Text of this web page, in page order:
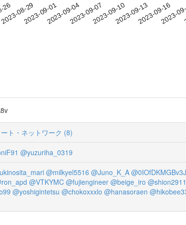
2023-08-292023-09-012023-09-042023-09-072023-09-102023-09-132023-09-16
2023-
ート・ネットワーク (8)
@yuzuriha_0319
@milkyel5516 @Juno_K_A
@VTKYMC @fujiengineer @beige_iro
@yoshigintetsu @chokoxxxlo @hanasoraen